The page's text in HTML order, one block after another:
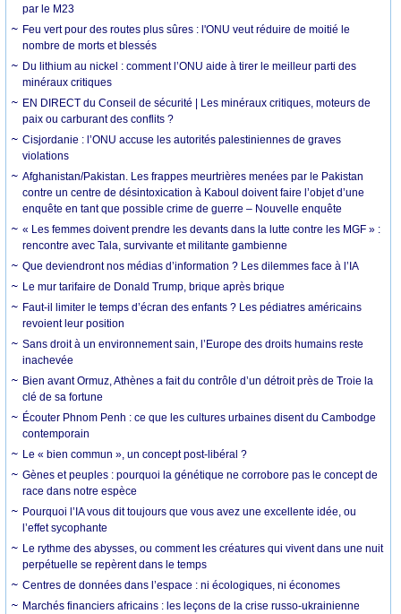
par le M23
Feu vert pour des routes plus sûres : l'ONU veut réduire de moitié le
nombre de morts et blessés
Du lithium au nickel : comment l’ONU aide à tirer le meilleur parti des
minéraux critiques
EN DIRECT du Conseil de sécurité | Les minéraux critiques, moteurs de
paix ou carburant des conflits ?
Cisjordanie : l’ONU accuse les autorités palestiniennes de graves
violations
Afghanistan/Pakistan. Les frappes meurtrières menées par le Pakistan
contre un centre de désintoxication à Kaboul doivent faire l’objet d’une
enquête en tant que possible crime de guerre – Nouvelle enquête
« Les femmes doivent prendre les devants dans la lutte contre les MGF » :
rencontre avec Tala, survivante et militante gambienne
Que deviendront nos médias d’information ? Les dilemmes face à l’IA
Le mur tarifaire de Donald Trump, brique après brique
Faut-il limiter le temps d’écran des enfants ? Les pédiatres américains
revoient leur position
Sans droit à un environnement sain, l’Europe des droits humains reste
inachevée
Bien avant Ormuz, Athènes a fait du contrôle d’un détroit près de Troie la
clé de sa fortune
Écouter Phnom Penh : ce que les cultures urbaines disent du Cambodge
contemporain
Le « bien commun », un concept post-libéral ?
Gènes et peuples : pourquoi la génétique ne corrobore pas le concept de
race dans notre espèce
Pourquoi l’IA vous dit toujours que vous avez une excellente idée, ou
l’effet sycophante
Le rythme des abysses, ou comment les créatures qui vivent dans une nuit
perpétuelle se repèrent dans le temps
Centres de données dans l’espace : ni écologiques, ni économes
Marchés financiers africains : les leçons de la crise russo-ukrainienne